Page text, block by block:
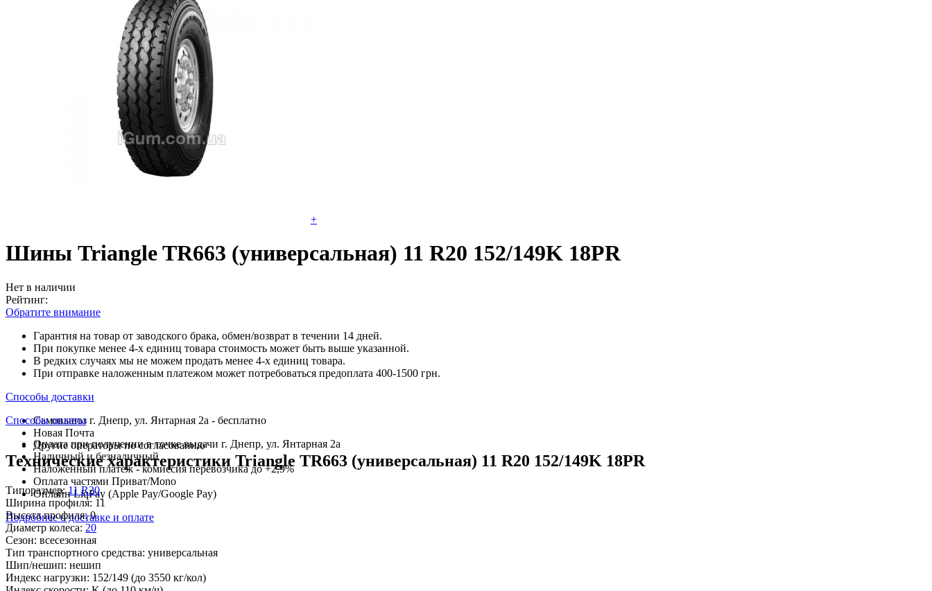
+
Шины Triangle TR663 (универсальная) 11 R20 152/149K 18PR
Нет в наличии
Рейтинг:
Обратите внимание
Гарантия на товар от заводского брака, обмен/возврат в течении 14 дней.
При покупке менее 4-х единиц товара стоимость может быть выше указанной.
В редких случаях мы не можем продать менее 4-х единиц товара.
При отправке наложенным платежом может потребоваться предоплата 400-1500 грн.
Способы доставки
Самовывоз г. Днепр, ул. Янтарная 2а - бесплатно
Новая Почта
Другие операторы по согласованию
Способы оплаты
Оплата при получении в точке выдачи г. Днепр, ул. Янтарная 2а
Наличный и безналичный
Наложенный платеж - комиссия перевозчика до +2,9%
Оплата частями Приват/Mono
Онлайн LiqPay (Apple Pay/Google Pay)
Подробнее о доставке и оплате
Технические характеристики Triangle TR663 (универсальная) 11 R20 152/149K 18PR
Типоразмер:11 R20
Ширина профиля: 11
Высота профиля:0
Диаметр колеса: 20
Сезон: всесезонная
Тип транспортного средства: универсальная
Шип/нешип: нешип
Индекс нагрузки: 152/149 (до 3550 кг/кол)